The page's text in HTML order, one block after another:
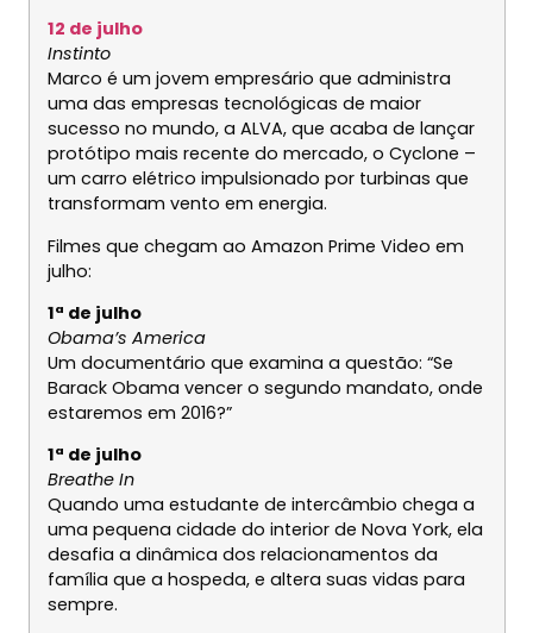
12 de julho
Instinto
Marco é um jovem empresário que administra
uma das empresas tecnológicas de maior
sucesso no mundo, a ALVA, que acaba de lançar
protótipo mais recente do mercado, o Cyclone –
um carro elétrico impulsionado por turbinas que
transformam vento em energia.
Filmes que chegam ao Amazon Prime Video em
julho:
1ª de julho
Obama’s America
Um documentário que examina a questão: “Se
Barack Obama vencer o segundo mandato, onde
estaremos em 2016?”
1ª de julho
Breathe In
Quando uma estudante de intercâmbio chega a
uma pequena cidade do interior de Nova York, ela
desafia a dinâmica dos relacionamentos da
família que a hospeda, e altera suas vidas para
sempre.